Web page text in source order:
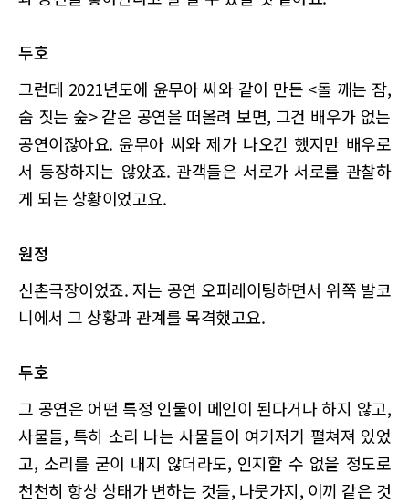
두호
그런데 2021년도에 윤무아 씨와 같이 만든 <돌 깨는 잠,
숨 짓는 숲> 같은 공연을 떠올려 보면, 그건 배우가 없는
공연이잖아요. 윤무아 씨와 제가 나오긴 했지만 배우로
서 등장하지는 않았죠. 관객들은 서로가 서로를 관찰하
게 되는 상황이었고요.
원정
신촌극장이었죠. 저는 공연 오퍼레이팅하면서 위쪽 발코
니에서 그 상황과 관계를 목격했고요.
두호
그 공연은 어떤 특정 인물이 메인이 된다거나 하지 않고,
사물들, 특히 소리 나는 사물들이 여기저기 펼쳐져 있었
고, 소리를 굳이 내지 않더라도, 인지할 수 없을 정도로
천천히 항상 상태가 변하는 것들, 나뭇가지, 이끼 같은 것